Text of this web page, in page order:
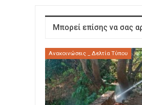
Μπορεί επίσης να σας
Ανακοινώσεις _ Δελτία Τύπου